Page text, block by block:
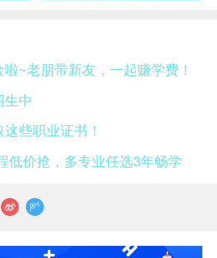
~老朋带新友，一起赚学费！
中
些职业证书！
低价抢，多专业任选3年畅学